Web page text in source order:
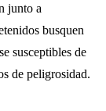
junto a
busquen
susceptibles de
de peligrosidad.